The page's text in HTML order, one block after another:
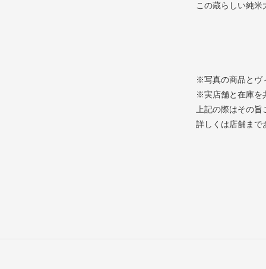
この蔵らしい純米
※写真の商品とヴ
※実店舗と在庫を
上記の際はその旨
詳しくは店舗まで